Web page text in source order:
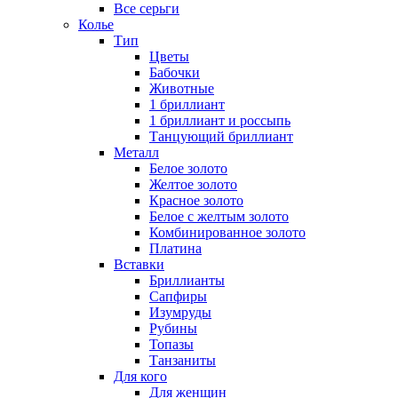
Все серьги
Колье
Тип
Цветы
Бабочки
Животные
1 бриллиант
1 бриллиант и россыпь
Танцующий бриллиант
Металл
Белое золото
Желтое золото
Красное золото
Белое с желтым золото
Комбинированное золото
Платина
Вставки
Бриллианты
Сапфиры
Изумруды
Рубины
Топазы
Танзаниты
Для кого
Для женщин